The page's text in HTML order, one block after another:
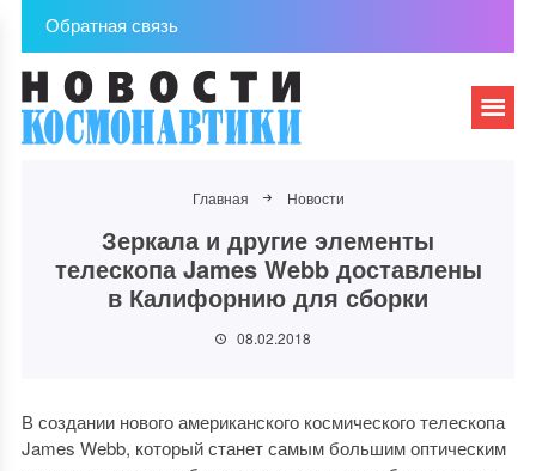
Обратная связь
Главная Новости
Зеркала и другие элементы
телескопа James Webb доставлены
в Калифорнию для сборки
08.02.2018
В создании нового американского космического телескопа
James Webb, который станет самым большим оптическим